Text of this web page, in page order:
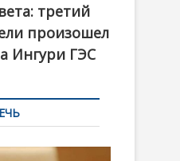
третий
произошел
Ингури ГЭС